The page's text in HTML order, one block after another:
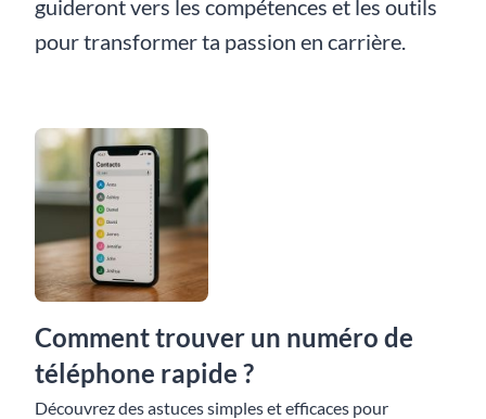
guideront vers les compétences et les outils
pour transformer ta passion en carrière.
Comment trouver un numéro de
téléphone rapide ?
Découvrez des astuces simples et efficaces pour